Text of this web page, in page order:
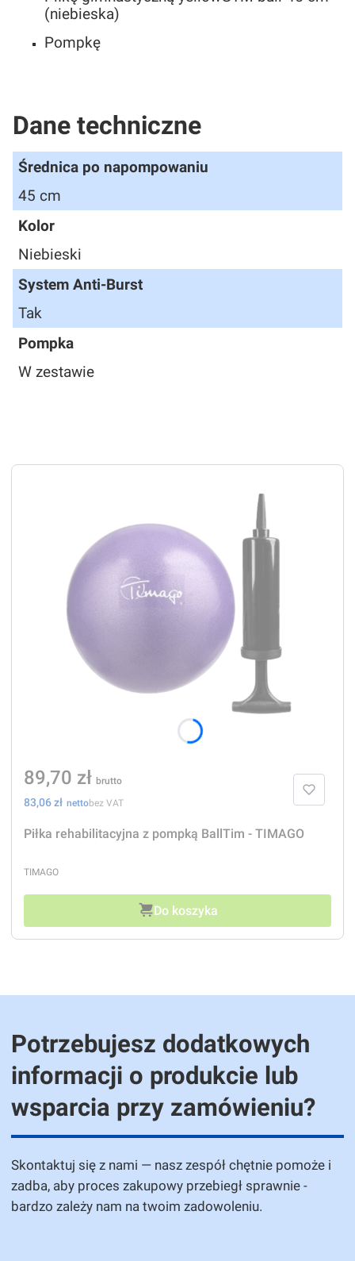
(niebieska)
Pompkę
Dane techniczne
Średnica po napompowaniu
45 cm
Kolor
Niebieski
System Anti-Burst
Tak
Pompka
W zestawie
Piłka rehabilitacyjna z pompką BallTim - TIMAGO
PRODUCENT
TIMAGO
Cena
89,70 zł
Cena
83,06 zł bez VAT
Do koszyka
Potrzebujesz dodatkowych
informacji o produkcie lub
wsparcia przy zamówieniu?
Skontaktuj się z nami — nasz zespół chętnie pomoże i
zadba, aby proces zakupowy przebiegł sprawnie -
bardzo zależy nam na twoim zadowoleniu.